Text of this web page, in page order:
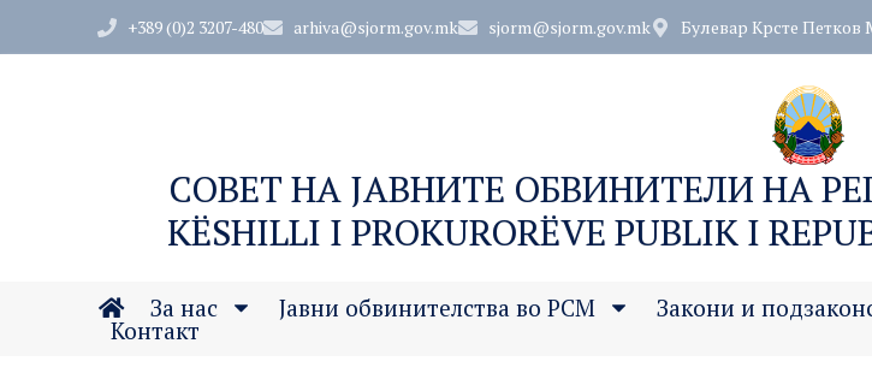
+389 (0)2 3207-480 arhiva@sjorm.gov.mk sjorm@sjorm.gov.mk Булевар Крсте Петков
СОВЕТ НА ЈАВНИТЕ ОБВИНИТЕЛИ НА
KËSHILLI I PROKURORËVE PUBLIK I
За нас Јавни обвинителства во РСМ Закони и
Контакт